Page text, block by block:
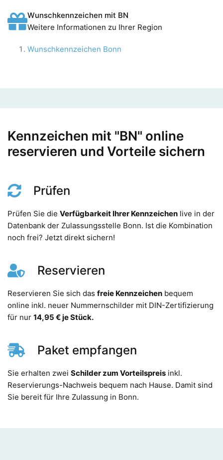
Wunschkennzeichen mit BN
Weitere Informationen zu Ihrer Region
Wunschkennzeichen Bonn
Kennzeichen mit "BN" online
reservieren und Vorteile sichern
Prüfen
Prüfen Sie die Verfügbarkeit Ihrer Kennzeichen live in der
Datenbank der Zulassungsstelle Bonn. Ist die Kombination
noch frei? Jetzt direkt sichern!
Reservieren
Reservieren Sie sich das freie Kennzeichen bequem
online inkl. neuer Nummernschilder mit DIN-Zertifizierung
für nur 14,95 € je Stück.
Paket empfangen
Sie erhalten zwei Schilder zum Vorteilspreis inkl.
Reservierungs-Nachweis bequem nach Hause. Damit sind
Sie bereit für Ihre Zulassung in Bonn.